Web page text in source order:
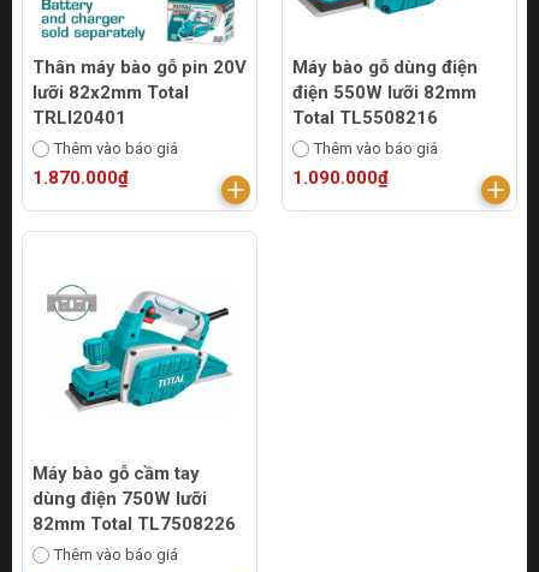
Thân máy bào gỗ pin 20V
lưỡi 82x2mm Total
TRLI20401
Thêm vào báo giá
1.870.000₫
Máy bào gỗ dùng điện
điện 550W lưỡi 82mm
Total TL5508216
Thêm vào báo giá
1.090.000₫
Máy bào gỗ cầm tay
dùng điện 750W lưỡi
82mm Total TL7508226
Thêm vào báo giá